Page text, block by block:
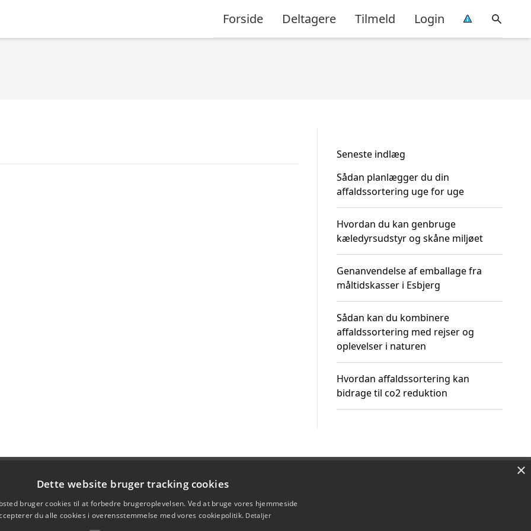
Forside Deltagere Tilmeld Login
Seneste indlæg
Sådan planlægger du din
affaldssortering uge for uge
Hvordan du kan genbruge
kæledyrsudstyr og skåne miljøet
Genanvendelse af emballage fra
måltidskasser i Esbjerg
Sådan kan du kombinere
affaldssortering med rejser og
oplevelser i naturen
Hvordan affaldssortering kan
bidrage til co2 reduktion
×
Dette website bruger tracking cookies
bruger cookies til at forbedre brugeroplevelsen. Ved at bruge vores hjemmeside
du alle cookies i overensstemmelse med vores cookiepolitik. Detaljer